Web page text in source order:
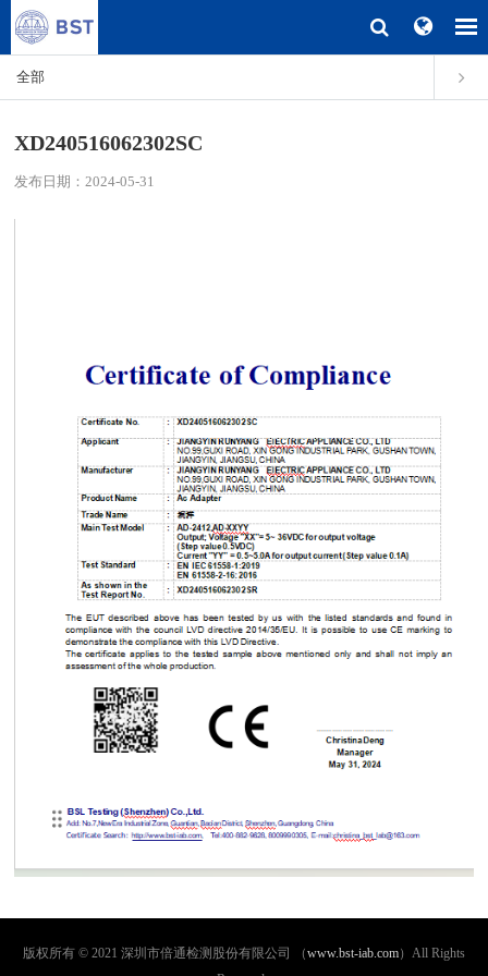
全部
XD240516062302SC
发布日期：2024-05-31
版权所有 © 2021 深圳市倍通检测股份有限公司 （www.bst-iab.com）All Rights